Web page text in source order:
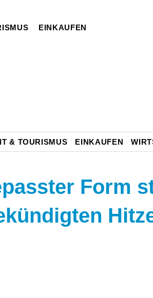
EINKAUFEN
& TOURISMUS EINKAUFEN
Form